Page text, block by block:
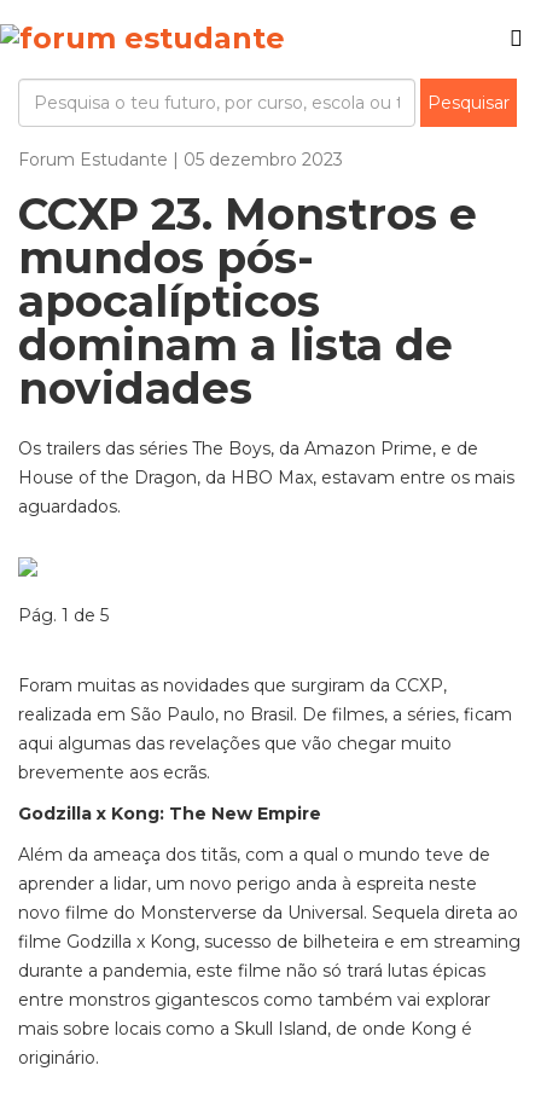
Forum Estudante | 05 dezembro 2023
CCXP 23. Monstros e
mundos pós-
apocalípticos
dominam a lista de
novidades
Os trailers das séries The Boys, da Amazon Prime, e de
House of the Dragon, da HBO Max, estavam entre os mais
aguardados.
Pág. 1 de 5
Foram muitas as novidades que surgiram da CCXP,
realizada em São Paulo, no Brasil. De filmes, a séries, ficam
aqui algumas das revelações que vão chegar muito
brevemente aos ecrãs.
Godzilla x Kong: The New Empire
Além da ameaça dos titãs, com a qual o mundo teve de
aprender a lidar, um novo perigo anda à espreita neste
novo filme do Monsterverse da Universal. Sequela direta ao
filme Godzilla x Kong, sucesso de bilheteira e em streaming
durante a pandemia, este filme não só trará lutas épicas
entre monstros gigantescos como também vai explorar
mais sobre locais como a Skull Island, de onde Kong é
originário.